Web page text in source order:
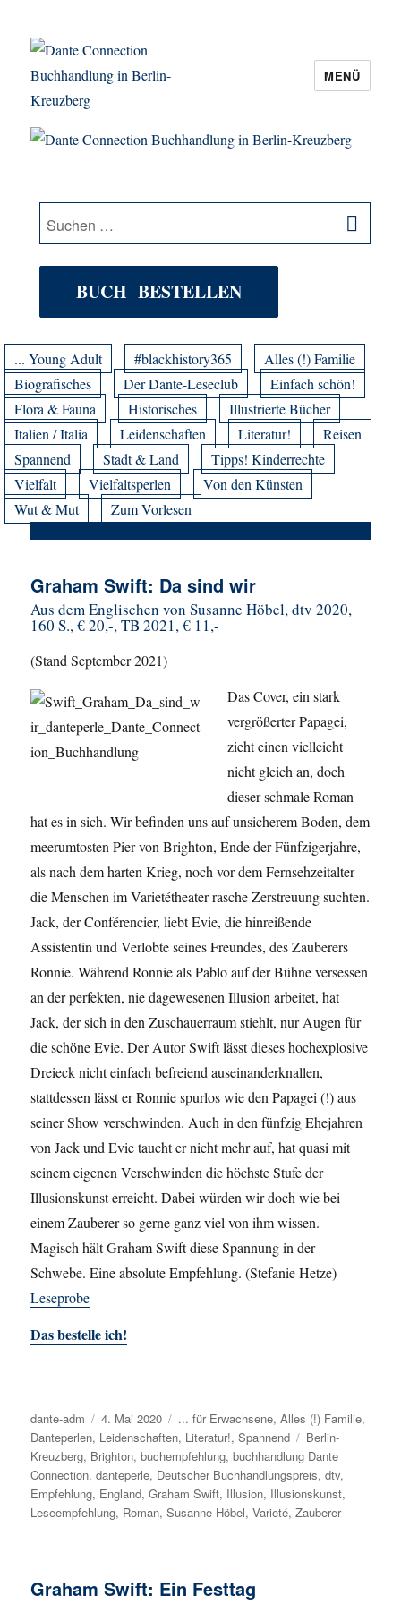
Dante Connection Buchhandlung in
MENÜ
Suche
nach:
BUCH BESTELLEN
... Young Adult #blackhistory365
Alles (!) Familie
Biografisches
Der Dante-Leseclub
Einfach schön!
Flora & Fauna
Historisches
Illustrierte Bücher
Italien / Italia
Leidenschaften Literatur!
Reisen
Spannend
Stadt & Land
Tipps! Kinderrechte
Vielfalt
Vielfaltsperlen
Von den Künsten
Wut & Mut
Zum Vorlesen
Graham Swift: Da sind wir
Aus dem Englischen von Susanne Höbel, dtv 2020,
160 S., € 20,-, TB 2021, € 11,-
(Stand September 2021)
Das Cover, ein stark
vergrößerter Papagei,
zieht einen vielleicht
nicht gleich an, doch
dieser schmale Roman
hat es in sich. Wir befinden uns auf unsicherem Boden, dem
meerumtosten Pier von Brighton, Ende der Fünfzigerjahre,
als nach dem harten Krieg, noch vor dem Fernsehzeitalter
die Menschen im Varietétheater rasche Zerstreuung suchten.
Jack, der Conférencier, liebt Evie, die hinreißende
Assistentin und Verlobte seines Freundes, des Zauberers
Ronnie. Während Ronnie als Pablo auf der Bühne versessen
an der perfekten, nie dagewesenen Illusion arbeitet, hat
Jack, der sich in den Zuschauerraum stiehlt, nur Augen für
die schöne Evie. Der Autor Swift lässt dieses hochexplosive
Dreieck nicht einfach befreiend auseinanderknallen,
stattdessen lässt er Ronnie spurlos wie den Papagei (!) aus
seiner Show verschwinden. Auch in den fünfzig Ehejahren
von Jack und Evie taucht er nicht mehr auf, hat quasi mit
seinem eigenen Verschwinden die höchste Stufe der
Illusionskunst erreicht. Dabei würden wir doch wie bei
einem Zauberer so gerne ganz viel von ihm wissen.
Magisch hält Graham Swift diese Spannung in der
Schwebe. Eine absolute Empfehlung. (Stefanie Hetze)
Leseprobe
Das bestelle ich!
Autor
dante-adm
Veröffentlicht
am
4. Mai 2020 Kategorien
... für Erwachsene,Alles (!) Familie,
Danteperlen, Leidenschaften, Literatur!,Spannend Schlagwörter
Berlin-
Kreuzberg, Brighton,buchempfehlung,buchhandlung Dante
Connection,danteperle, Deutscher Buchhandlungspreis,dtv,
Empfehlung, England,Graham Swift, Illusion, Illusionskunst,
Leseempfehlung, Roman,Susanne Höbel,Varieté,Zauberer
Graham Swift: Ein Festtag